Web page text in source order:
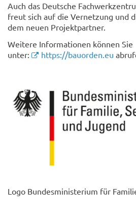
Auch das Deutsche
freut sich auf die Vernetzung und
dem neuen Projektpartner.
Weitere Informationen können Sie
unter:
https://bauorden.eu
Logo Bundesministerium für